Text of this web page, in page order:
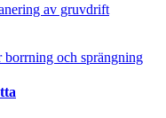
av gruvdrift
och sprängning